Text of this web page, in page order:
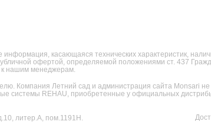
касающаяся технических характеристик,
офертой, определяемой положениями ст. 437
к нашим менеджерам.
Компания Летний сад и администрация сайта Monsari
системы REHAU, приобретенные у официальных
литер.А, пом.1191Н.